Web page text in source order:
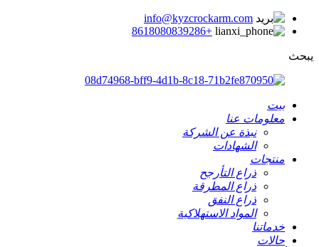
info@kyzcrockarm.com
+8618080839286
يبحث
بيت
معلومات عنا
نبذة عن الشركة
الشهادات
منتجات
ذراع التأرجح
ذراع المطرقة
ذراع النفق
المواد الاستهلاكية
خدماتنا
حالات